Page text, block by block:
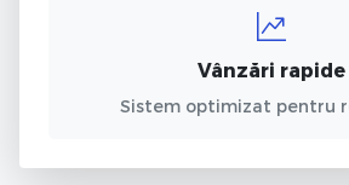
Vânzări rapide
Sistem optimizat pentru